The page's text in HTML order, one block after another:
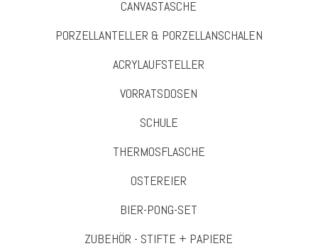
CANVASTASCHE
PORZELLANTELLER & PORZELLANSCHALEN
ACRYLAUFSTELLER
VORRATSDOSEN
SCHULE
THERMOSFLASCHE
OSTEREIER
BIER-PONG-SET
ZUBEHÖR - STIFTE + PAPIERE